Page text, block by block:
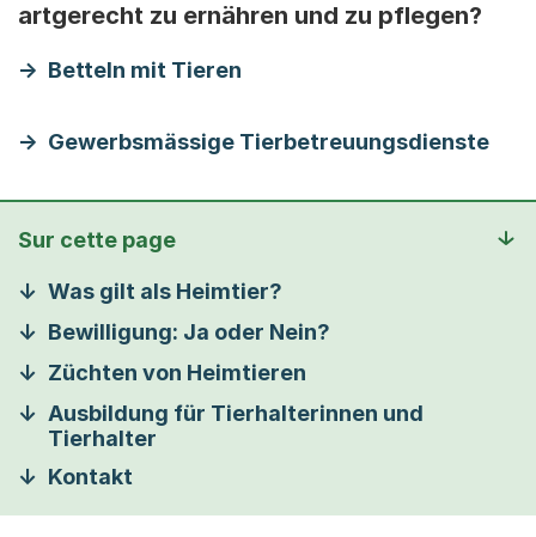
artgerecht zu ernähren und zu pflegen?
Betteln mit Tieren
Gewerbsmässige Tierbetreuungsdienste
Sur cette page
Was gilt als Heimtier?
Bewilligung: Ja oder Nein?
Züchten von Heimtieren
Ausbildung für Tierhalterinnen und
Tierhalter
Kontakt